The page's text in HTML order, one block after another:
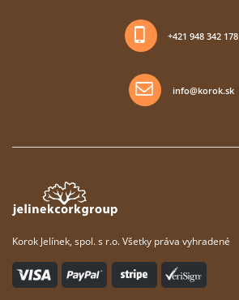
+421 948 342 178
info@korok.sk
Korok Jelínek, spol. s r.o. Všetky práva vyhradené